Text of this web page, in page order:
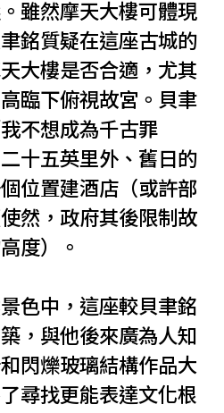
雖然摩天大樓可體現
銘質疑在這座古城的
大樓是否合適，尤其
臨下俯視故宮。貝聿
不想成為千古罪
十五英里外、舊日的
位置建酒店（或許部
然，政府其後限制故
度）。
色中，這座較貝聿銘
，與他後來廣為人知
閃爍玻璃結構作品大
尋找更能表達文化根